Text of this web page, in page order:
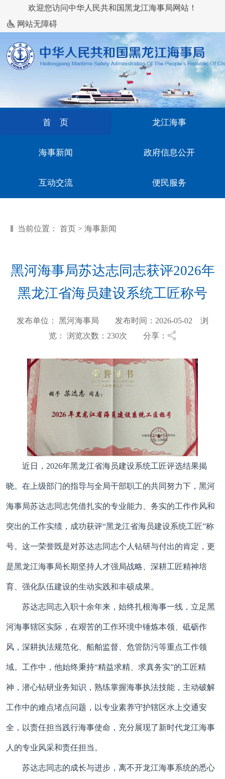
欢迎您访问中华人民共和国黑龙江海事局网站！
网站无障碍
首 页 龙江海事
海事新闻 政府信息公开
互动交流 便民服务
当前位置： 首页 > 海事新闻
黑河海事局苏达志同志获评2026年
黑龙江省海员建设系统工匠称号
发布单位： 黑河海事局 发布时间：2026-05-02 浏
览： 浏览次数：230次 分享：
近日，2026年黑龙江省海员建设系统工匠评选结果揭
晓。在上级部门的指导与全局干部职工的共同努力下，黑河
海事局苏达志同志凭借扎实的专业能力、务实的工作作风和
突出的工作实绩，成功获评“黑龙江省海员建设系统工匠”称
号。这一荣誉既是对苏达志同志个人钻研与付出的肯定，更
是黑龙江海事局长期坚持人才强局战略、深耕工匠精神培
育、强化队伍建设的生动实践和丰硕成果。
苏达志同志入职十余年来，始终扎根海事一线，立足黑
河海事辖区实际，在艰苦的工作环境中锤炼本领、砥砺作
风，深耕执法规范化、船舶监督、危管防污等重点工作领
域。工作中，他始终秉持“精益求精、求真务实”的工匠精
神，潜心钻研业务知识，熟练掌握海事执法技能，主动破解
工作中的难点堵点问题，以专业素养守护辖区水上交通安
全，以责任担当践行海事使命，充分展现了新时代龙江海事
人的专业风采和责任担当。
苏达志同志的成长与进步，离不开龙江海事系统的悉心